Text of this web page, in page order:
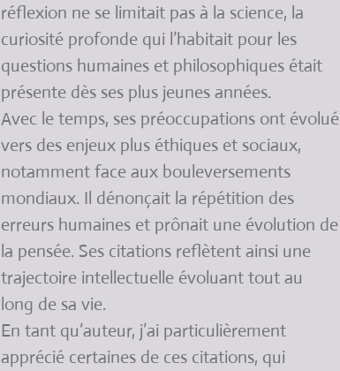
réflexion ne se limitait pas à la science, la
curiosité profonde qui l’habitait pour les
questions humaines et philosophiques était
présente dès ses plus jeunes années.
Avec le temps, ses préoccupations ont évolué
vers des enjeux plus éthiques et sociaux,
notamment face aux bouleversements
mondiaux. Il dénonçait la répétition des
erreurs humaines et prônait une évolution de
la pensée. Ses citations reflètent ainsi une
trajectoire intellectuelle évoluant tout au
long de sa vie.
En tant qu’auteur, j’ai particulièrement
apprécié certaines de ces citations, qui